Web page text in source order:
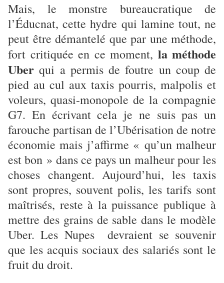
Mais, le monstre bureaucratique de
l’Éducnat, cette hydre qui lamine tout, ne
peut être démantelé que par une méthode,
fort critiquée en ce moment, la méthode
Uber qui a permis de foutre un coup de
pied au cul aux taxis pourris, malpolis et
voleurs, quasi-monopole de la compagnie
G7. En écrivant cela je ne suis pas un
farouche partisan de l’Ubérisation de notre
économie mais j’affirme « qu’un malheur
est bon » dans ce pays un malheur pour les
choses changent. Aujourd’hui, les taxis
sont propres, souvent polis, les tarifs sont
maîtrisés, reste à la puissance publique à
mettre des grains de sable dans le modèle
Uber. Les Nupes devraient se souvenir
que les acquis sociaux des salariés sont le
fruit du droit.